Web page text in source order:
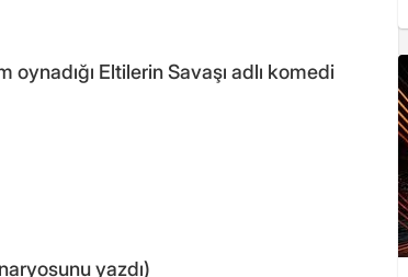
Eltilerin Savaşı adlı komedi
yazdı)